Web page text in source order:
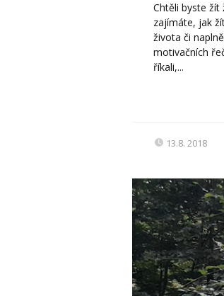
Chtěli byste žít
zajímáte, jak
života či
motivačních
říkali,...
13.8. 2018